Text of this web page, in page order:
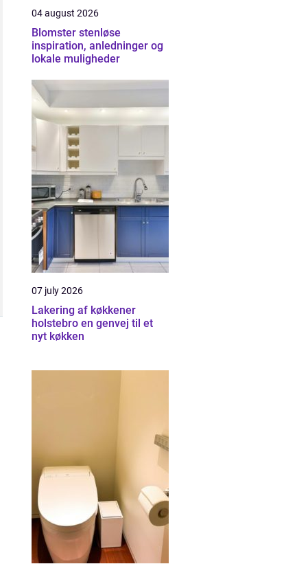
04 august 2026
Blomster stenløse
inspiration, anledninger og
lokale muligheder
07 july 2026
Lakering af køkkener
holstebro en genvej til et
nyt køkken